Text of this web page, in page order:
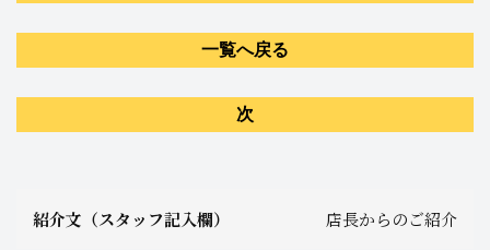
一覧へ戻る
次
紹介文（スタッフ記入欄） 店長からのご紹介